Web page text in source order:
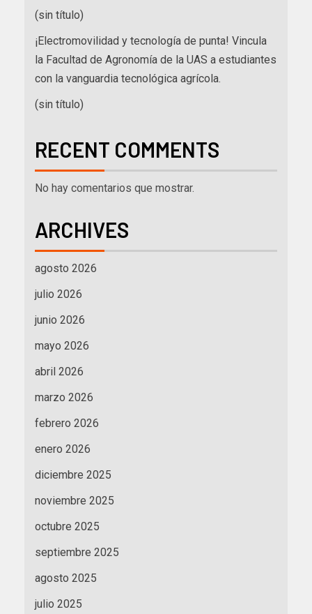
(sin título)
¡Electromovilidad y tecnología de punta! Vincula
la Facultad de Agronomía de la UAS a estudiantes
con la vanguardia tecnológica agrícola.
(sin título)
RECENT COMMENTS
No hay comentarios que mostrar.
ARCHIVES
agosto 2026
julio 2026
junio 2026
mayo 2026
abril 2026
marzo 2026
febrero 2026
enero 2026
diciembre 2025
noviembre 2025
octubre 2025
septiembre 2025
agosto 2025
julio 2025